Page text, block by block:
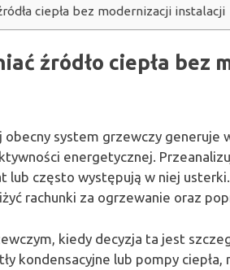
ciepła bez modernizacji instalacji
źródło ciepła bez
obecny system grzewczy generuje
energetycznej.
lub często występują w niej
rachunki za ogrzewanie oraz
kiedy decyzja ta jest
kondensacyjne lub pompy